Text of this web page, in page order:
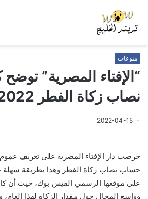
منوعات
“الإفتاء المصرية”
نصاب زكاة الفطر 2022 بصاع القمح
2022-04-15
حرصت دار الإفتاء المصرية على تعريف
حساب نصاب زكاة الفطر وهذا بطريقة سهلة
على موقعها الرسمي الفيس بوك، حيث أن
وواسع المجال حول مقدار الزكاة لهذا العام،